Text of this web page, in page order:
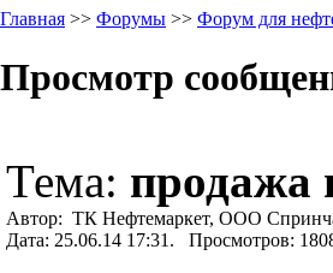
Главная >> Форумы >> Форум для
Просмотр
Тема: продажа
Автор: ТК Нефтемаркет, ООО
Дата: 25.06.14 17:31. Просмотров: